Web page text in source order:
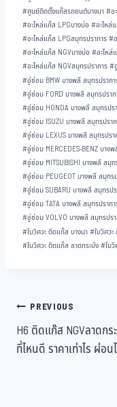
#ศูนย์ติดตั้งแก๊สรถยนต์บางนา#อ
#อะไหล่แก๊ส LPGบางบ่อ #อะไหล่
#อะไหล่แก๊ส LPGสมุทรปราการ#
#อะไหล่แก๊ส NGVบางบ่อ #อะไหล่
#อะไหล่แก๊ส NGVสมุทรปราการ#
#อู่ซ่อม BMW บางพลี สมุทรปราก
#อู่ซ่อม FORD บางพลี สมุทรปราก
#อู่ซ่อม HONDA บางพลี สมุทรปร
#อู่ซ่อม ISUZU บางพลี สมุทรปรา
#อู่ซ่อม LEXUS บางพลี สมุทรปรา
#อู่ซ่อม MERCEDES-BENZ บาง
#อู่ซ่อม MITSUBISHI บางพลี สมุท
#อู่ซ่อม PEUGEOT บางพลี สมุทร
#อู่ซ่อม SUBARU บางพลี สมุทรป
#อู่ซ่อม TATA บางพลี สมุทรปราก
#อู่ซ่อม VOLVO บางพลี สมุทรปร
#ใบวิศวะ ติดแก๊ส บางนา#ใบวิศว
#ใบวิศวะ ติดแก๊ส ลาดกระบัง#ใบ
PREVIOUS
H6 ติดแก๊ส NGVลาดกร
ที่ไหนดี ราคาเท่าไร ผ่อน